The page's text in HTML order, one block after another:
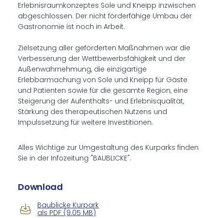
Erlebnisraumkonzeptes Sole und Kneipp inzwischen
abgeschlossen. Der nicht förderfähige Umbau der
Gastronomie ist noch in Arbeit.
Zielsetzung aller geförderten Maßnahmen war die
Verbesserung der Wettbewerbsfähigkeit und der
Außenwahrnehmung, die einzigartige
Erlebbarmachung von Sole und Kneipp für Gäste
und Patienten sowie für die gesamte Region, eine
Steigerung der Aufenthalts- und Erlebnisqualität,
Stärkung des therapeutischen Nutzens und
Impulssetzung für weitere Investitionen.
Alles Wichtige zur Umgestaltung des Kurparks finden
Sie in der Infozeitung "BAUBLICKE".
Down­load
Baublicke Kurpark
als PDF (9.05 MB)